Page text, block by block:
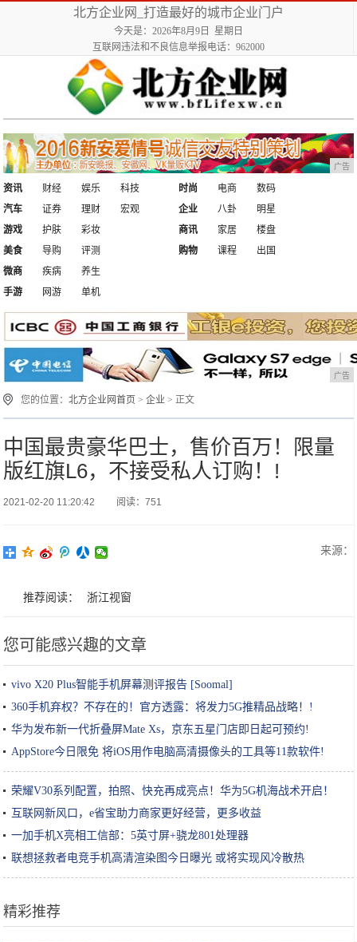
北方企业网_打造最好的城市企业门户
今天是：2026年8月9日 星期日
互联网违法和不良信息举报电话：962000
广告
资讯 财经 娱乐
科技
汽车
证券 理财 宏观
时尚 电商
数码
企业
八卦
明星
游戏
护肤
彩妆
美食
导购 评测
商讯 家居
楼盘
购物
课程
出国
微商
疾病
养生
手游
网游 单机
广告
您的位置：北方企业网首页 >企业 > 正文
中国最贵豪华巴士，售价百万！限量
版红旗L6，不接受私人订购！!
2021-02-20 11:20:42 阅读：751
来源：
推荐阅读： 浙江视窗
您可能感兴趣的文章
vivo X20 Plus智能手机屏幕测评报告 [Soomal]
360手机弃权？不存在的！官方透露：将发力5G推精品战略！!
华为发布新一代折叠屏Mate Xs，京东五星门店即日起可预约!
AppStore今日限免 将iOS用作电脑高清摄像头的工具等11款软件!
荣耀V30系列配置，拍照、快充再成亮点！华为5G机海战术开启！
互联网新风口，e省宝助力商家更好经营，更多收益
一加手机X亮相工信部：5英寸屏+骁龙801处理器
联想拯救者电竞手机高清渲染图今日曝光 或将实现风冷散热
精彩推荐